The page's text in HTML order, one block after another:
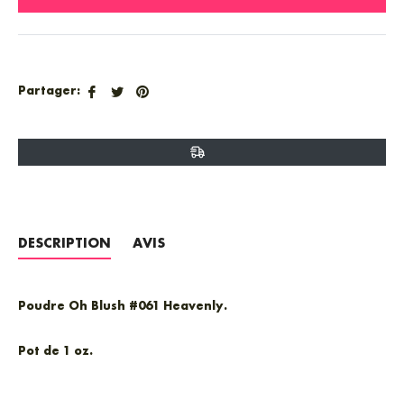
Partager:
PartagerTweeter
Épingler
DESCRIPTION AVIS
Poudre Oh Blush #061 Heavenly.
Pot de 1 oz.